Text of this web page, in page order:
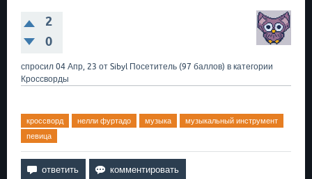
2
0
спросил 04 Апр, 23 от Sibyl Посетитель (97 баллов) в категории
Кроссворды
кроссворд нелли фуртадо музыка
музыкальный инструмент
певица